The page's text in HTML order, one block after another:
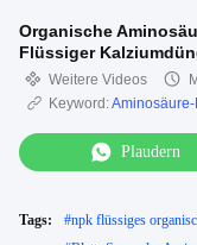
Organische
Flüssiger
Weitere Videos
Keyword:
Plaudern
Tags: #npk flüssiges